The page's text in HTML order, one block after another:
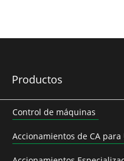
Productos
Control de máquinas
Accionamientos de CA para